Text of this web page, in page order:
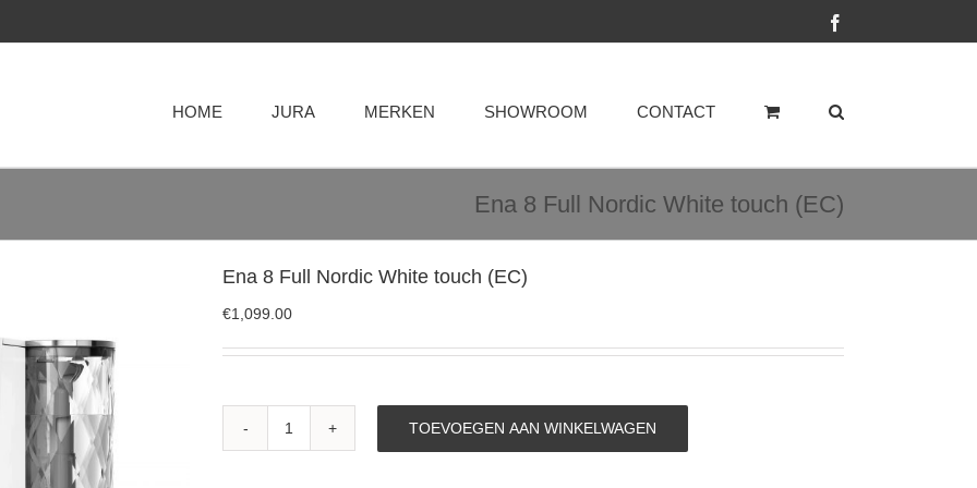
HOME JURA MERKEN SHOWROOM CONTACT
Ena 8 Full Nordic White touch (EC)
Ena 8 Full Nordic White touch (EC)
€1,099.00
Ena
TOEVOEGEN AAN WINKELWAGEN